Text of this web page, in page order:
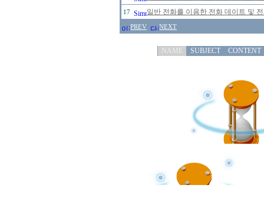
17 일반 전화를 이용한 전화 데이트 및
PREV NEXT